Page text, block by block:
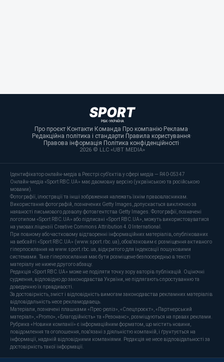
Про проєкт· Контакти· Команда· Про компанію· Реклама·
Редакційна політика і стандарти· Правила користування·
Правова інформація· Політика конфіденційності·
2026 © LLC «UBT MEDIA»
Ідентифікатор онлайн-медіа в Реєстрі суб’єктів у сфері медіа — R40-05347
Онлайн-медіа «Sport RBC.UA» має двомовну версію (українською та російською
мовами).
Фотографії, ілюстрації та інші зображення належать їхнім правовласникам.
Використання фотографій, позначених Getty Images, допускається виключно за
наявності письмового дозволу фотоагентства Getty Images. Фотографії, позначені
логотипом «Sport RBC.UA» або підписані «Sport RBC.UA», можуть використовуватися
на умовах ліцензії Creative Commons Attribution 4.0 International.
При повному або частковому відтворенні інформаційних матеріалів, опублікованих
на вебсайті «Sport RBC.UA» (www.sport.rbc.ua), обов'язковим є розміщення активного
гіперпосилання на www.sport.rbc.ua, відкритого для індексації пошуковими
системами. Таке гіперпосилання має бути розміщене безпосередньо в тексті
матеріалу не нижче другого абзацу.
Редакція «Sport RBC.UA» може не поділяти точку зору авторів публікацій. Оціночні
судження, відповідно до законодавства України, не підлягають спростуванню та
доведенню їх правдивості.
За достовірність, зміст і відповідність вимогам законодавства рекламних матеріалів
відповідальність несе рекламодавець.
Матеріали, позначені плашками «Прес-реліз», «Спецпроєкт», «Партнерський
матеріал», «Promo», «Благодійність» та «Резонанс», розміщуються на правах реклами.
Рубрика «Новини компанії» є інформаційним форматом, що містить новини,
повідомлення та оголошення, пов'язані з діяльністю компаній, і ґрунтується на
інформації, наданій відповідними компаніями. Редакція не несе відповідальності за
достовірність такої інформації.